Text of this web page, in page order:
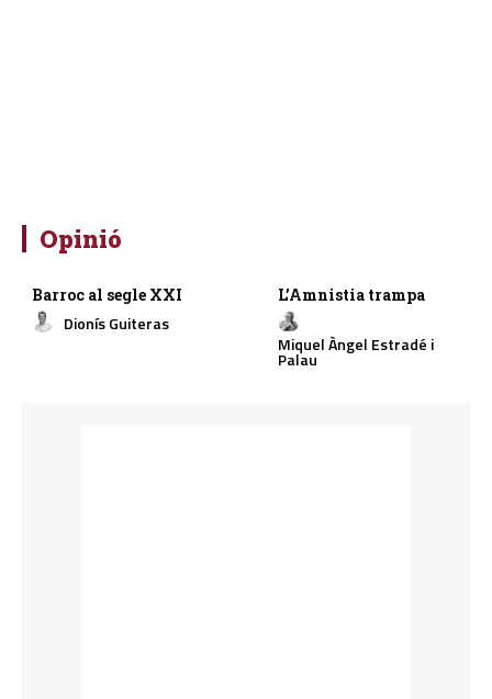
Opinió
Barroc al segle XXI
Dionís Guiteras
L’Amnistia trampa
Miquel Àngel Estradé i
Palau